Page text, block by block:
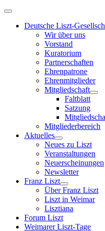
Deutsche Liszt-
Wir über uns
Vorstand
Kuratorium
Partnerschaften
Ehrenpatrone
Ehrenmitglieder
Mitgliedschaft
Faltblatt
Satzung
Mitgliederbereich
Aktuelles
Neues zu Liszt
Veranstaltungen
Neuerscheinungen
Newsletter
Franz Liszt
Über Franz Liszt
Liszt in Weimar
Lisztiana
Forum Liszt
Weimarer Liszt-Tage